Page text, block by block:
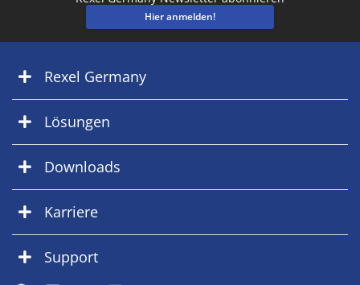
Hier anmelden!
Rexel Germany
Lösungen
Downloads
Karriere
Support